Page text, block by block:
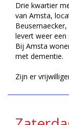
Drie kwartier
van Amsta,
levert weer een
Bij Amsta
met dementie.
Zijn er